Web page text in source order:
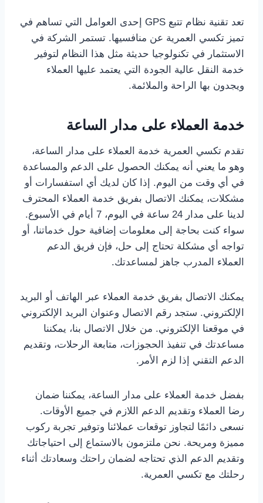
تعد تقنية نظام تتبع GPS إحدى العوامل التي تساهم في
تميز تكسي العمرية عن منافسيها. تستمر الشركة في
الاستثمار في تكنولوجيا حديثة مثل هذا النظام لتوفير
خدمة النقل عالية الجودة التي يعتمد عليها العملاء
ويجدون بها الراحة والملائمة.
خدمة العملاء على مدار الساعة
تقدم تكسي العمرية خدمة العملاء على مدار الساعة،
وهو ما يعني أنه يمكنك الحصول على الدعم والمساعدة
في أي وقت من اليوم. إذا كان لديك أي استفسارات أو
مشكلات، يمكنك الاتصال بفريق خدمة العملاء المحترف
لدينا على مدار 24 ساعة في اليوم، 7 أيام في الأسبوع.
سواء كنت بحاجة إلى معلومات إضافية حول خدماتنا، أو
تواجه أي مشكلة تحتاج إلى حل، فإن فريق الدعم
العملاء المدرب جاهز لمساعدتك.
يمكنك الاتصال بفريق خدمة العملاء عبر الهاتف أو البريد
الإلكتروني. ستجد رقم الاتصال وعنوان البريد الإلكتروني
في موقعنا الإلكتروني. من خلال الاتصال بنا، يمكننا
مساعدتك في تنفيذ الحجوزات، متابعة الرحلات، وتقديم
الدعم التقني إذا لزم الأمر.
بفضل خدمة العملاء على مدار الساعة، يمكننا ضمان
رضا العملاء وتقديم الدعم اللازم في جميع الأوقات.
نسعى دائمًا لتجاوز توقعات عملائنا وتوفير تجربة ركوب
مميزة ومريحة. نحن ملتزمون بالاستماع إلى احتياجاتك
وتقديم الدعم الذي تحتاجه لضمان راحتك وسعادتك أثناء
رحلتك مع تكسي العمرية.